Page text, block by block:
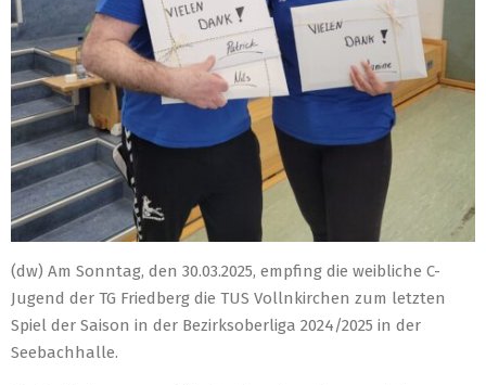
(dw) Am Sonntag, den 30.03.2025, empfing die weibliche C-
Jugend der TG Friedberg die TUS Vollnkirchen zum letzten
Spiel der Saison in der Bezirksoberliga 2024/2025 in der
Seebachhalle.